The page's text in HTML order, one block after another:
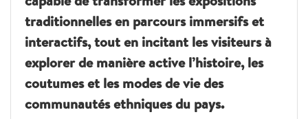
traditionnelles en parcours immersifs et
interactifs, tout en incitant les visiteurs à
explorer de manière active l’histoire, les
coutumes et les modes de vie des
communautés ethniques du pays.